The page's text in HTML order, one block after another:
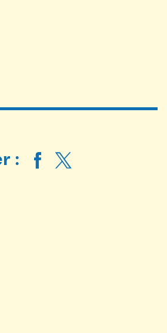
: